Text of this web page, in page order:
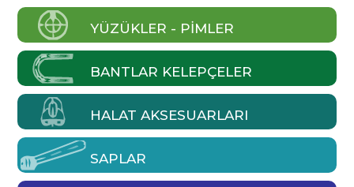
YÜZÜKLER - PIMLER
BANTLAR KELEPÇELER
HALAT AKSESUARLARI
SAPLAR